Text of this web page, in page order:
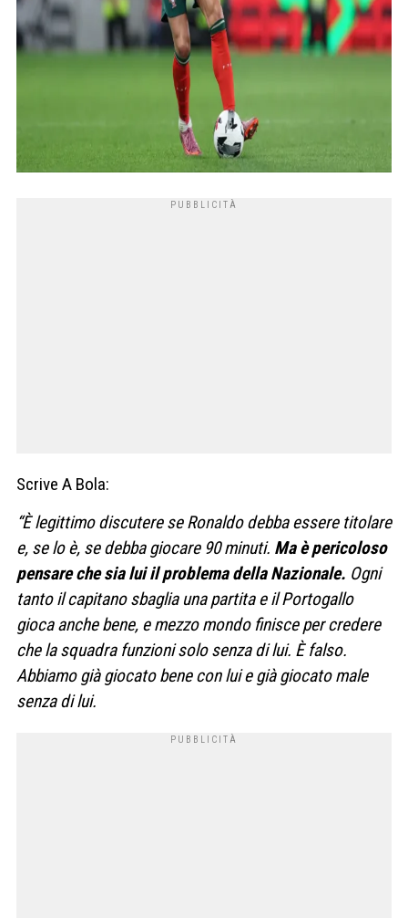
Scrive A Bola:
“È legittimo discutere se Ronaldo debba essere titolare
e, se lo è, se debba giocare 90 minuti. Ma è pericoloso
pensare che sia lui il problema della Nazionale. Ogni
tanto il capitano sbaglia una partita e il Portogallo
gioca anche bene, e mezzo mondo finisce per credere
che la squadra funzioni solo senza di lui. È falso.
Abbiamo già giocato bene con lui e già giocato male
senza di lui.